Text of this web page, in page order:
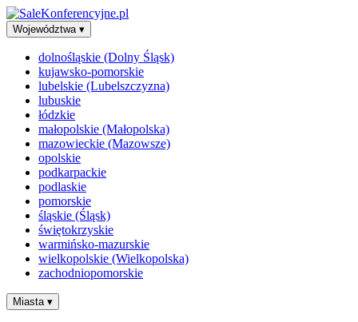
Województwa ▾
dolnośląskie (Dolny Śląsk)
kujawsko-pomorskie
lubelskie (Lubelszczyzna)
lubuskie
łódzkie
małopolskie (Małopolska)
mazowieckie (Mazowsze)
opolskie
podkarpackie
podlaskie
pomorskie
śląskie (Śląsk)
świętokrzyskie
warmińsko-mazurskie
wielkopolskie (Wielkopolska)
zachodniopomorskie
Miasta ▾